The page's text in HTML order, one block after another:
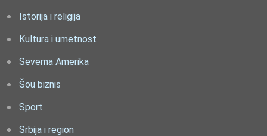
Istorija i religija
Kultura i umetnost
Severna Amerika
Šou biznis
Sport
Srbija i region